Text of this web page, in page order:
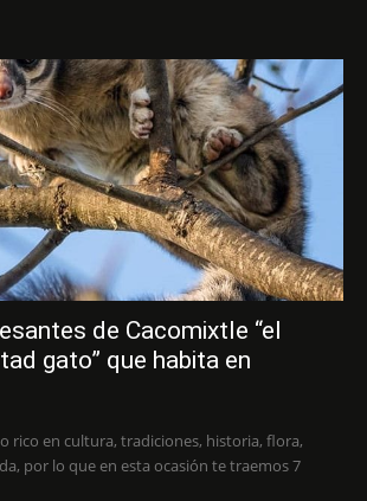
de Cacomixtle “el
gato” que habita en
rico en cultura, tradiciones, historia, flora,
por lo que en esta ocasión te traemos 7